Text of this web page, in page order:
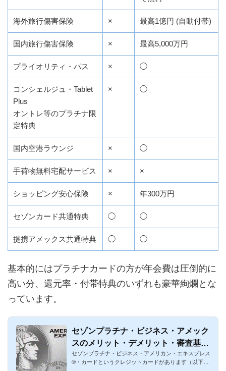
海外旅行傷害保険 × 最高1億円 (自動付帯)
国内旅行傷害保険 × 最高5,000万円
プライオリティ・パス × ◯
コンシェルジュ・Tablet
Plus
オントレ等のプラチナ限
定特典
× ◯
国内空港ラウンジ × ◯
手荷物無料宅配サービス × ×
ショッピング安心保険 × 年300万円
セゾンカード共通特典 ◯ ◯
提携アメックス共通特典 ◯ ◯
基本的にはプラチナカードの方が年会費は圧倒的に
高い分、還元率・付帯特典のいずれも豪華絢爛とな
っています。
セゾンプラチナ・ビジネス・アメック
スのメリット・デメリット・審査基準
まとめ
セゾンプラチナ・ビジネス・アメリカン・エキスプレス
®・カードというクレジットカードがあります（以下セ